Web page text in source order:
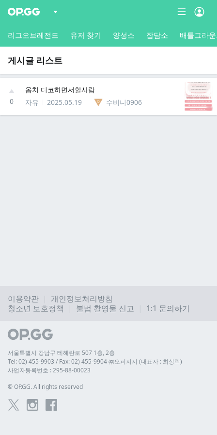
리그오브레전드 유저 찾기 양성소 잡담소 배틀그라
게시글 리스트
0
옵치 디코하면서할사람
자유
2025.05.19 수비니0906
이용약관
개인정보처리방침
청소년 보호정책
불법 촬영물 신고 1:1 문의하기
서울특별시 강남구 테헤란로 507 1층, 2층
Tel: 02) 455-9903 / Fax: 02) 455-9904 ㈜오피지지 (대표자 : 최상락)
사업자등록번호 : 295-88-00023
© OP.GG. All rights reserved